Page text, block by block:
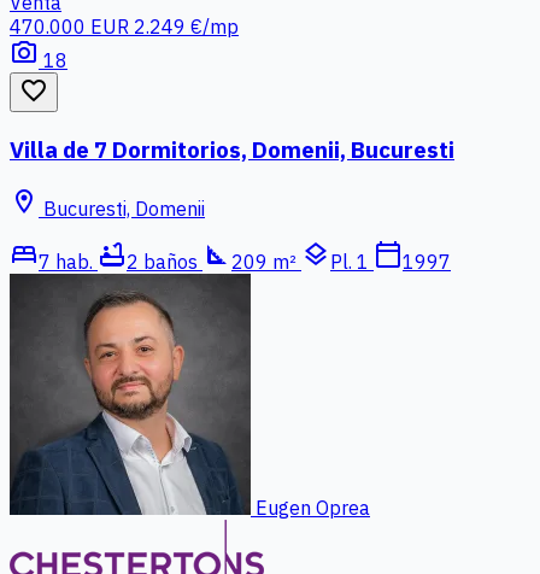
470.000 EUR 2.249 €/mp
photo_camera 18
favorite_border
Villa de 7 Dormitorios, Domenii, Bucuresti
location_on Bucuresti, Domenii
bed7 hab. bathtub2 baños square_foot 209 m² layers Pl. 1 calendar_today1997
Eugen Oprea